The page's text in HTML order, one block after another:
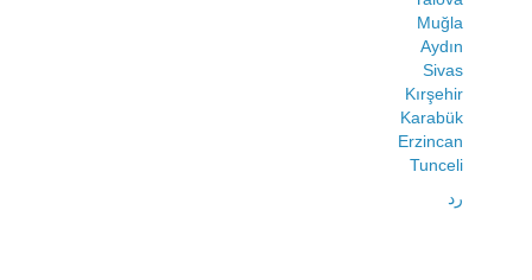
Muğla
Aydın
Sivas
Kırşehir
Karabük
Erzincan
Tunceli
رد